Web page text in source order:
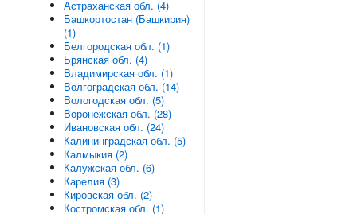
Астраханская обл. (4)
Башкортостан (Башкирия)
(1)
Белгородская обл. (1)
Брянская обл. (4)
Владимирская обл. (1)
Волгоградская обл. (14)
Вологодская обл. (5)
Воронежская обл. (28)
Ивановская обл. (24)
Калининградская обл. (5)
Калмыкия (2)
Калужская обл. (6)
Карелия (3)
Кировская обл. (2)
Костромская обл. (1)